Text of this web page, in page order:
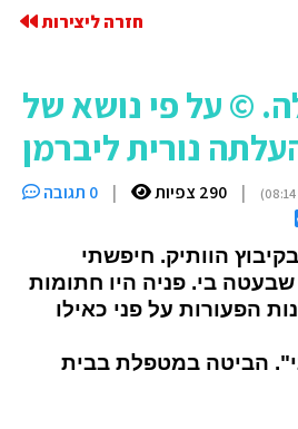
חזרה ליצירות
© על פי נושא של
נורית ליברמן
| 290 צפיות |
0 תגובה
הוותיק. חיפשתי
שבעטה בי. פניה היו חתומות
הפעורות על פני כאילו
הביטה במטפלת בבית